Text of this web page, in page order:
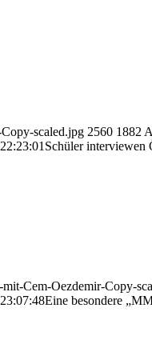
scaled.jpg 2560 1882
Schüler interviewen
Cem-Oezdemir-Copy-
Eine besondere